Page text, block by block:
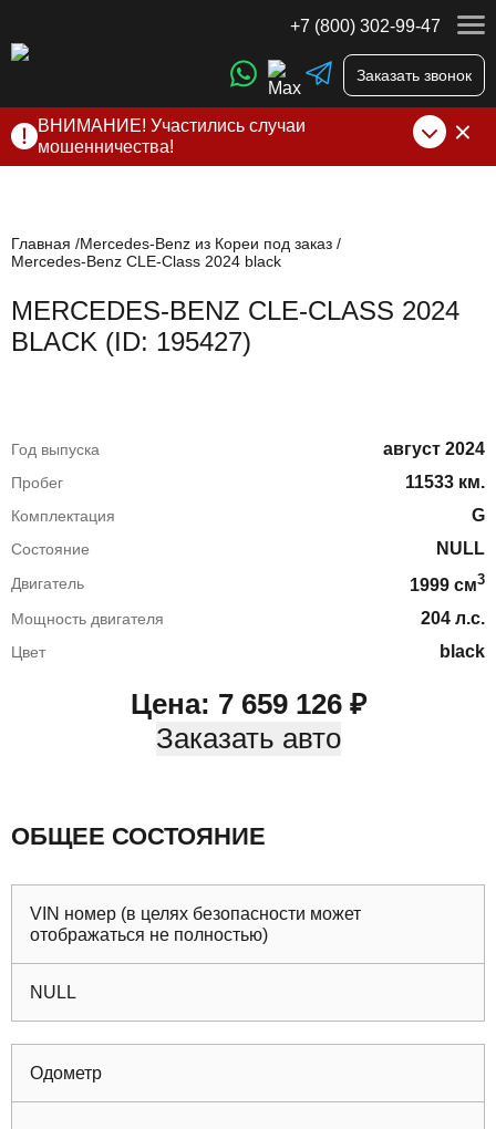
+7 (800) 302-99-47
Заказать звонок
ВНИМАНИЕ! Участились случаи
мошенничества!
нами по официальнымконтактам, указанным в соц сетях
и на сайте
Главная
Mercedes-Benz из Кореи под заказ
Mercedes-Benz CLE-Class 2024 black
MERCEDES-BENZ CLE-CLASS 2024
BLACK (ID: 195427)
Год выпуска август 2024
Пробег 11533 км.
Комплектация G
Состояние NULL
Двигатель 1999 cм3
Мощность двигателя 204 л.с.
Цвет black
Цена: 7 659 126₽
Заказать авто
ОБЩЕЕ СОСТОЯНИЕ
VIN номер (в целях безопасности может
отображаться не полностью)
NULL
Одометр